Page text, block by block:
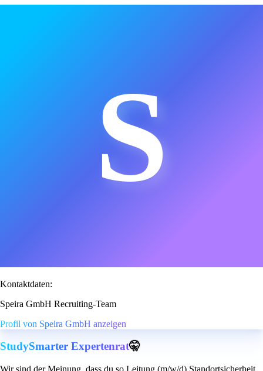
S
Kontaktdaten:
Speira GmbH Recruiting-Team
Profil von Speira GmbH anzeigen
StudySmarter Expertenrat🤫